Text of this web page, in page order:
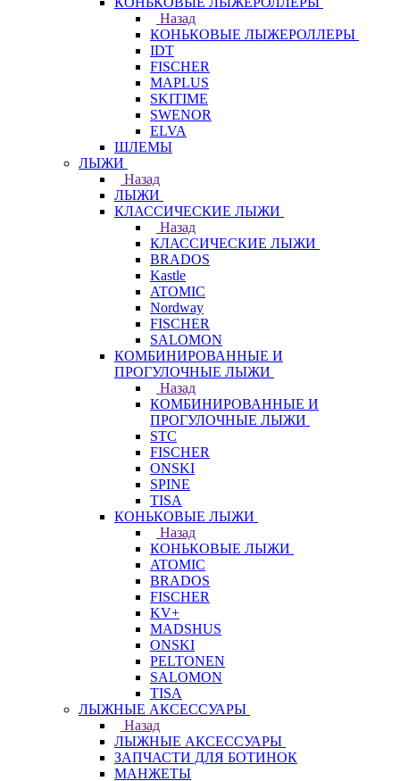
Назад
КОНЬКОВЫЕ ЛЫЖЕРОЛЛЕРЫ
IDT
FISCHER
MAPLUS
SKITIME
SWENOR
ELVA
ШЛЕМЫ
ЛЫЖИ
Назад
ЛЫЖИ
КЛАССИЧЕСКИЕ ЛЫЖИ
Назад
КЛАССИЧЕСКИЕ ЛЫЖИ
BRADOS
Kastle
ATOMIC
Nordway
FISCHER
SALOMON
КОМБИНИРОВАННЫЕ И
ПРОГУЛОЧНЫЕ ЛЫЖИ
Назад
КОМБИНИРОВАННЫЕ И
ПРОГУЛОЧНЫЕ ЛЫЖИ
STC
FISCHER
ONSKI
SPINE
TISA
КОНЬКОВЫЕ ЛЫЖИ
Назад
КОНЬКОВЫЕ ЛЫЖИ
ATOMIC
BRADOS
FISCHER
KV+
MADSHUS
ONSKI
PELTONEN
SALOMON
TISA
ЛЫЖНЫЕ АКСЕССУАРЫ
Назад
ЛЫЖНЫЕ АКСЕССУАРЫ
ЗАПЧАСТИ ДЛЯ БОТИНОК
МАНЖЕТЫ